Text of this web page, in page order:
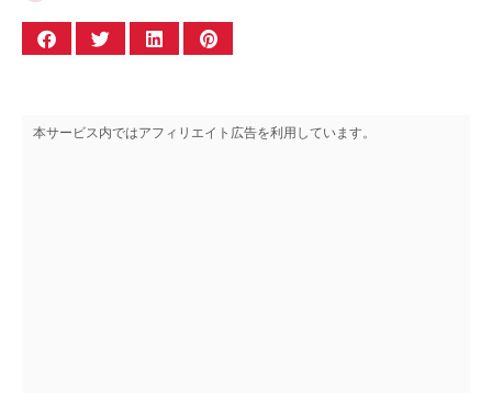
本サービス内ではアフィリエイト広告を利用しています。